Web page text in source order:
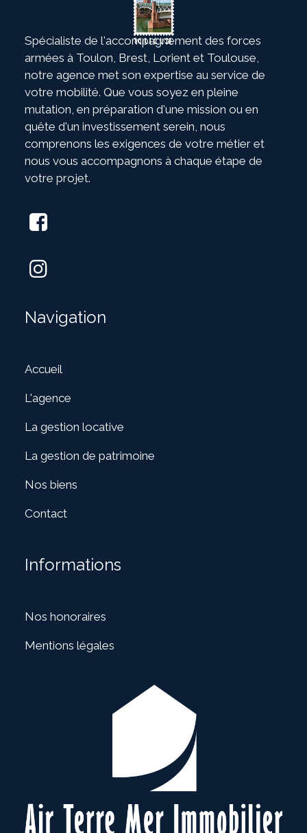
Spécialiste de l'accompagnement des forces
armées à Toulon, Brest, Lorient et Toulouse,
notre agence met son expertise au service de
votre mobilité. Que vous soyez en pleine
mutation, en préparation d'une mission ou en
quête d'un investissement serein, nous
comprenons les exigences de votre métier et
nous vous accompagnons à chaque étape de
votre projet.
Navigation
Accueil
L'agence
La gestion locative
La gestion de patrimoine
Nos biens
Contact
Informations
Nos honoraires
Mentions légales